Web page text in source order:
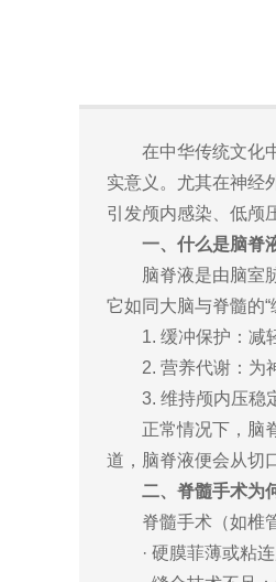
在中华传统文化
实意义。尤其在神经
引发颅内感染、低颅
一、什么是脑脊
脑脊液是由脑室
它如同大脑与脊髓的“
1. 缓冲保护：减
2. 营养代谢：为
3. 维持颅内压稳
正常情况下，脑
道，脑脊液便会从切
二、脊髓手术为
脊髓手术（如椎
· 硬膜菲薄或粘